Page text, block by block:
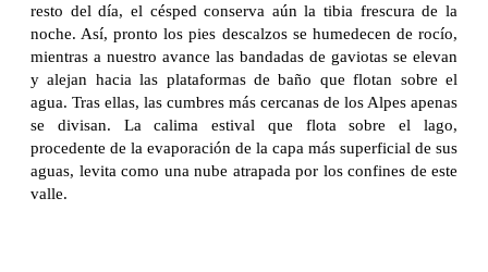
resto del día, el césped conserva aún la tibia frescura de la
noche. Así, pronto los pies descalzos se humedecen de rocío,
mientras a nuestro avance las bandadas de gaviotas se elevan
y alejan hacia las plataformas de baño que flotan sobre el
agua. Tras ellas, las cumbres más cercanas de los Alpes apenas
se divisan. La calima estival que flota sobre el lago,
procedente de la evaporación de la capa más superficial de sus
aguas, levita como una nube atrapada por los confines de este
valle.